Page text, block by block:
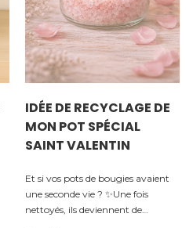
IDÉE DE RECYCLAGE DE
MON POT SPÉCIAL
SAINT VALENTIN
Et si vos pots de bougies avaient
une seconde vie ? ✨Une fois
nettoyés, ils deviennent de